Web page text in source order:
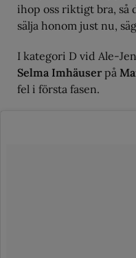
ihop oss riktigt bra, så
sälja honom just nu,
I kategori D vid Ale-
Selma Imhäuser på
fel i första fasen.